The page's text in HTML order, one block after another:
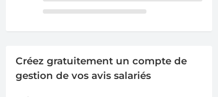
Créez gratuitement un compte de
gestion de vos avis salariés